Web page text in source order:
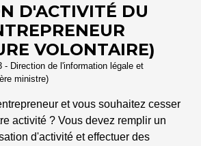
D'ACTIVITÉ DU
VOLONTAIRE)
- Direction de l'information légale et
ministre)
et vous souhaitez cesser
activité ? Vous devez remplir un
d'activité et effectuer des